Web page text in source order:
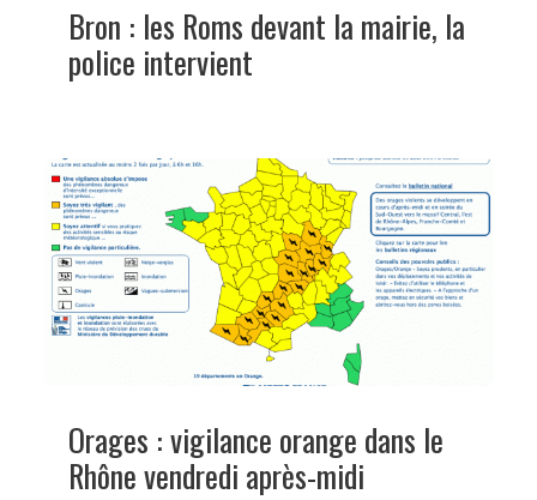
Bron : les Roms devant la mairie, la
police intervient
Orages : vigilance orange dans le
Rhône vendredi après-midi